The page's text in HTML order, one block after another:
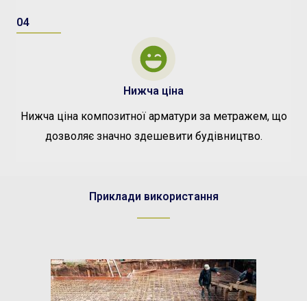
04
Нижча ціна
Нижча ціна композитної арматури за метражем, що
дозволяє значно здешевити будівництво.
Приклади використання